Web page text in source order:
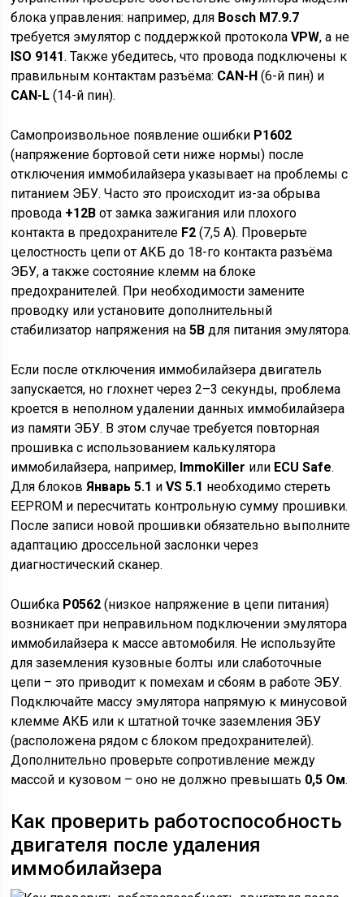
блока управления: например, для Bosch M7.9.7
требуется эмулятор с поддержкой протоколаVPW, а не
ISO 9141. Также убедитесь, что провода подключены к
правильным контактам разъёма: CAN-H (6-й пин) и
CAN-L (14-й пин).
Самопроизвольное появление ошибки P1602
(напряжение бортовой сети ниже нормы) после
отключения иммобилайзера указывает на проблемы с
питанием ЭБУ. Часто это происходит из-за обрыва
провода +12В от замка зажигания или плохого
контакта в предохранителе F2 (7,5 А). Проверьте
целостность цепи от АКБ до 18-го контакта разъёма
ЭБУ, а также состояние клемм на блоке
предохранителей. При необходимости замените
проводку или установите дополнительный
стабилизатор напряжения на5В для питания эмулятора.
Если после отключения иммобилайзера двигатель
запускается, но глохнет через 2–3 секунды, проблема
кроется в неполном удалении данных иммобилайзера
из памяти ЭБУ. В этом случае требуется повторная
прошивка с использованием калькулятора
иммобилайзера, например, ImmoKiller или ECU Safe.
Для блоковЯнварь 5.1 иVS 5.1 необходимо стереть
EEPROM и пересчитать контрольную сумму прошивки.
После записи новой прошивки обязательно выполните
адаптацию дроссельной заслонки через
диагностический сканер.
Ошибка P0562 (низкое напряжение в цепи питания)
возникает при неправильном подключении эмулятора
иммобилайзера к массе автомобиля. Не используйте
для заземления кузовные болты или слаботочные
цепи – это приводит к помехам и сбоям в работе ЭБУ.
Подключайте массу эмулятора напрямую к минусовой
клемме АКБ или к штатной точке заземления ЭБУ
(расположена рядом с блоком предохранителей).
Дополнительно проверьте сопротивление между
массой и кузовом – оно не должно превышать 0,5 Ом.
Как проверить работоспособность
двигателя после удаления
иммобилайзера